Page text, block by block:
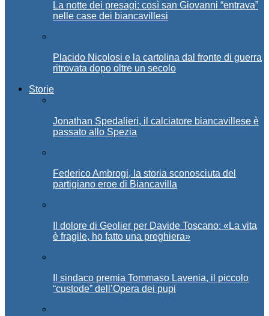
La notte dei presagi: così san Giovanni “entrava”
nelle case dei biancavillesi
Placido Nicolosi e la cartolina dal fronte di guerra
ritrovata dopo oltre un secolo
Storie
Jonathan Spedalieri, il calciatore biancavillese è
passato allo Spezia
Federico Ambrogi, la storia sconosciuta del
partigiano eroe di Biancavilla
Il dolore di Geolier per Davide Toscano: «La vita
è fragile, ho fatto una preghiera»
Il sindaco premia Tommaso Lavenia, il piccolo
“custode” dell’Opera dei pupi